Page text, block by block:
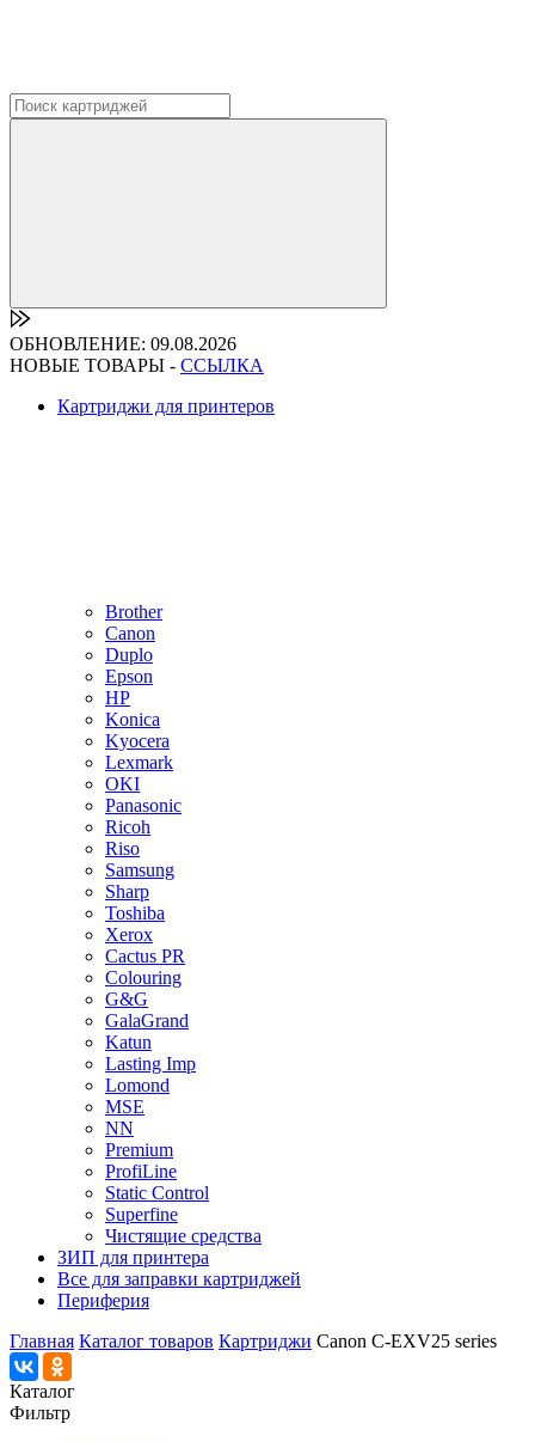
ОБНОВЛЕНИЕ: 09.08.2026
НОВЫЕ ТОВАРЫ - ССЫЛКА
Картриджи для принтеров
Brother
Canon
Duplo
Epson
HP
Konica
Kyocera
Lexmark
OKI
Panasonic
Ricoh
Riso
Samsung
Sharp
Toshiba
Xerox
Cactus PR
Colouring
G&G
GalaGrand
Katun
Lasting Imp
Lomond
MSE
NN
Premium
ProfiLine
Static Control
Superfine
Чистящие средства
ЗИП для принтера
Все для заправки картриджей
Периферия
Главная Каталог товаров Картриджи Canon C-EXV25 series
Каталог
Фильтр